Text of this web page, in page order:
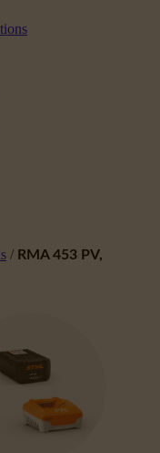
/ RMA 453 PV,